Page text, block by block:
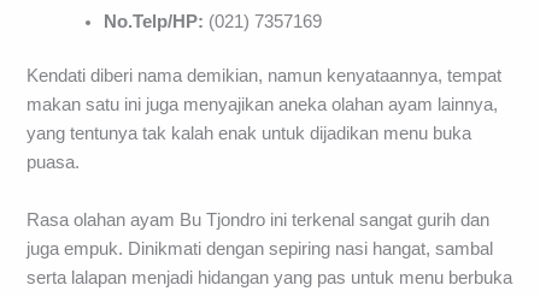
No.Telp/HP: (021) 7357169
Kendati diberi nama demikian, namun kenyataannya, tempat
makan satu ini juga menyajikan aneka olahan ayam lainnya,
yang tentunya tak kalah enak untuk dijadikan menu buka
puasa.
Rasa olahan ayam Bu Tjondro ini terkenal sangat gurih dan
juga empuk. Dinikmati dengan sepiring nasi hangat, sambal
serta lalapan menjadi hidangan yang pas untuk menu berbuka